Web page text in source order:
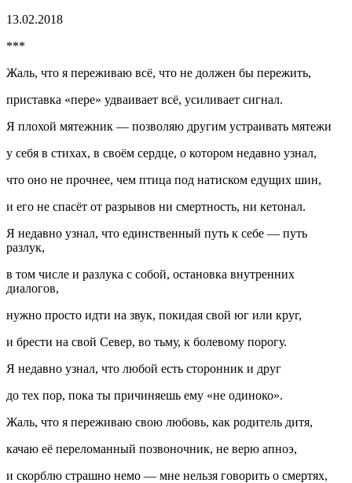
13.02.2018
***
Жаль, что я переживаю всё, что не должен бы пережить,
приставка «пере» удваивает всё, усиливает сигнал.
Я плохой мятежник — позволяю другим устраивать мятежи
у себя в стихах, в своём сердце, о котором недавно узнал,
что оно не прочнее, чем птица под натиском едущих шин,
и его не спасёт от разрывов ни смертность, ни кетонал.
Я недавно узнал, что единственный путь к себе — путь
разлук,
в том числе и разлука с собой, остановка внутренних
диалогов,
нужно просто идти на звук, покидая свой юг или круг,
и брести на свой Север, во тьму, к болевому порогу.
Я недавно узнал, что любой есть сторонник и друг
до тех пор, пока ты причиняешь ему «не одиноко».
Жаль, что я переживаю свою любовь, как родитель дитя,
качаю её переломанный позвоночник, не верю апноэ,
и скорблю страшно немо — мне нельзя говорить о смертях,